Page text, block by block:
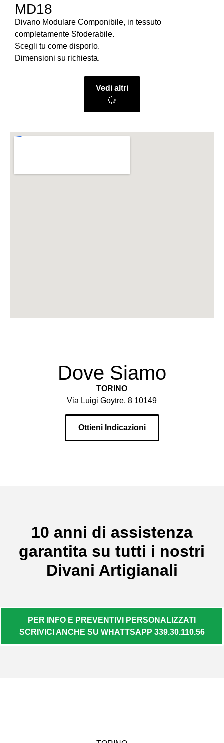
MD18
Divano Modulare Componibile, in tessuto
completamente Sfoderabile.
Scegli tu come disporlo.
Dimensioni su richiesta.
Vedi altri
Dove Siamo
TORINO
Via Luigi Goytre, 8 10149
Ottieni Indicazioni
10 anni di assistenza
garantita su tutti i nostri
Divani Artigianali
PER INFO E PREVENTIVI PERSONALIZZATI
SCRIVICI ANCHE SU WHATTSAPP 339.30.110.56